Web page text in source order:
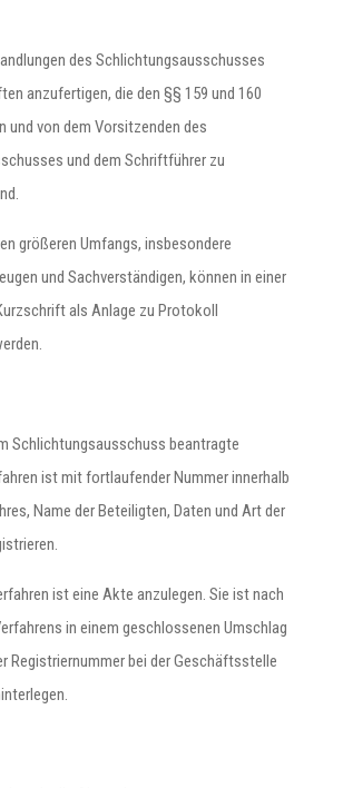
des Schlichtungsausschusses
anzufertigen, die den §§ 159 und 160
und von dem Vorsitzenden des
und dem Schriftführer zu
größeren Umfangs, insbesondere
und Sachverständigen, können in einer
als Anlage zu Protokoll
Schlichtungsausschuss beantragte
ist mit fortlaufender Nummer innerhalb
Name der Beteiligten, Daten und Art der
ist eine Akte anzulegen. Sie ist nach
in einem geschlossenen Umschlag
Registriernummer bei der Geschäftsstelle